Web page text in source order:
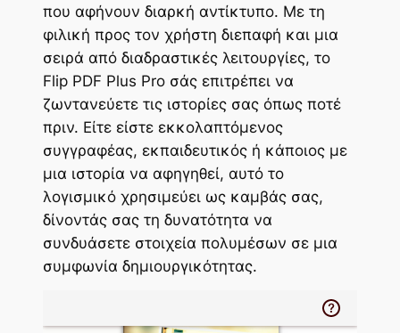
που αφήνουν διαρκή αντίκτυπο. Με τη
φιλική προς τον χρήστη διεπαφή και μια
σειρά από διαδραστικές λειτουργίες, το
Flip PDF Plus Pro σάς επιτρέπει να
ζωντανεύετε τις ιστορίες σας όπως ποτέ
πριν. Είτε είστε εκκολαπτόμενος
συγγραφέας, εκπαιδευτικός ή κάποιος με
μια ιστορία να αφηγηθεί, αυτό το
λογισμικό χρησιμεύει ως καμβάς σας,
δίνοντάς σας τη δυνατότητα να
συνδυάσετε στοιχεία πολυμέσων σε μια
συμφωνία δημιουργικότητας.